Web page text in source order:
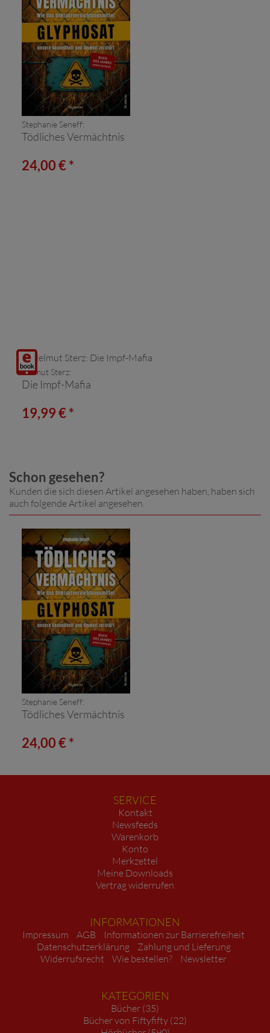
Stephanie Seneff:
Tödliches Vermächtnis
24,00 € *
Digitalprodukt
/ E-
Book
Helmut Sterz:
Die Impf-Mafia
19,99 € *
Schon gesehen?
Kunden die sich diesen Artikel angesehen haben, haben sich
auch folgende Artikel angesehen.
Stephanie Seneff:
Tödliches Vermächtnis
24,00 € *
SERVICE
Kontakt
Newsfeeds
Warenkorb
Konto
Merkzettel
Meine Downloads
Vertrag widerrufen
INFORMATIONEN
Impressum AGB
Informationen zur Barrierefreiheit
Datenschutzerklärung
Zahlung und Lieferung
Widerrufsrecht
Wie bestellen? Newsletter
KATEGORIEN
Bücher (35)
Bücher von Fiftyfifty (22)